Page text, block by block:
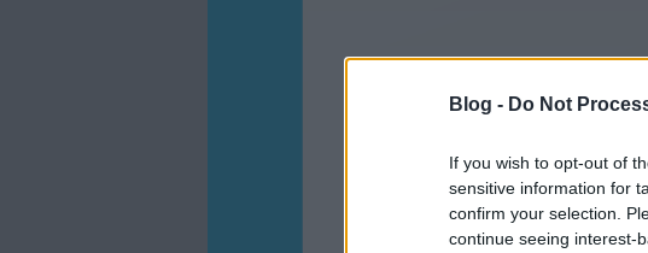
Blog - Do Not
If you wish to opt-out of
sensitive information for
confirm your selection.
continue seeing interest-